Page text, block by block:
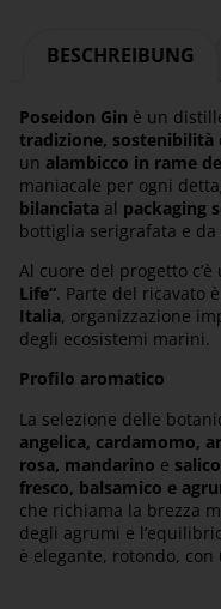
BESCHREIBUNG
Poseidon Gin è un
tradizione, sostenibilità
un alambicco in rame
maniacale per ogni
bilanciata al packaging
bottiglia serigrafata e da
Al cuore del progetto
Life“. Parte del ricavato
Italia, organizzazione
degli ecosistemi marini.
Profilo aromatico
La selezione delle
angelica, cardamomo,
rosa, mandarino e
fresco, balsamico e
che richiama la brezza
degli agrumi e
è elegante, rotondo, con